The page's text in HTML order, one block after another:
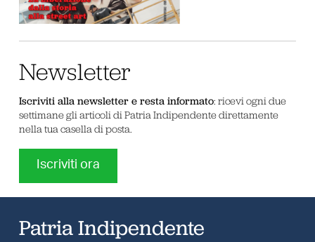
Newsletter
Iscriviti alla newsletter e resta informato: ricevi ogni due
settimane gli articoli di Patria Indipendente direttamente
nella tua casella di posta.
Iscriviti ora
Patria Indipendente